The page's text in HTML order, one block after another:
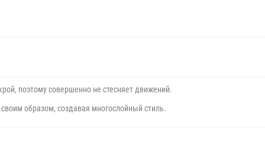
поэтому совершенно не стесняет движений.
образом, создавая многослойный стиль.